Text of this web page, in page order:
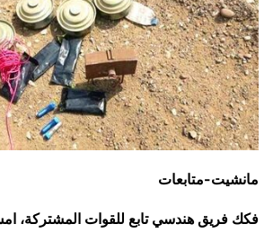
مانشيت-متابعات
فكك فريق هندسي تابع للقوات المشتركة،